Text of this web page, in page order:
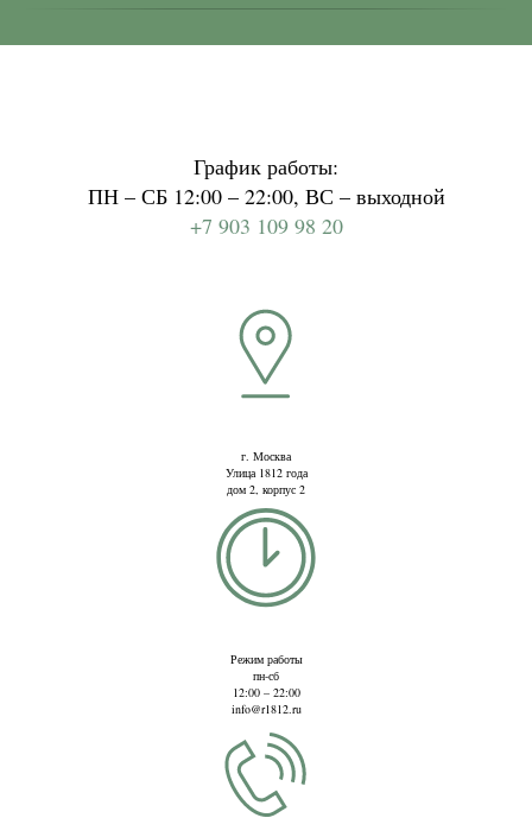
График работы:
ПН – СБ 12:00 – 22:00, ВС – выходной
+7 903 109 98 20
г. Москва
Улица 1812 года
дом 2, корпус 2
Режим работы
пн-сб
12:00 – 22:00
info@r1812.ru